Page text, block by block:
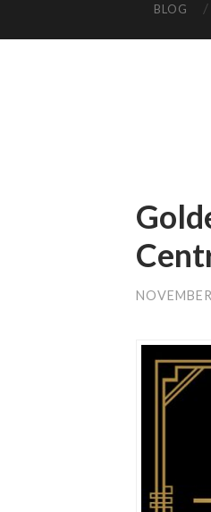
BLOG